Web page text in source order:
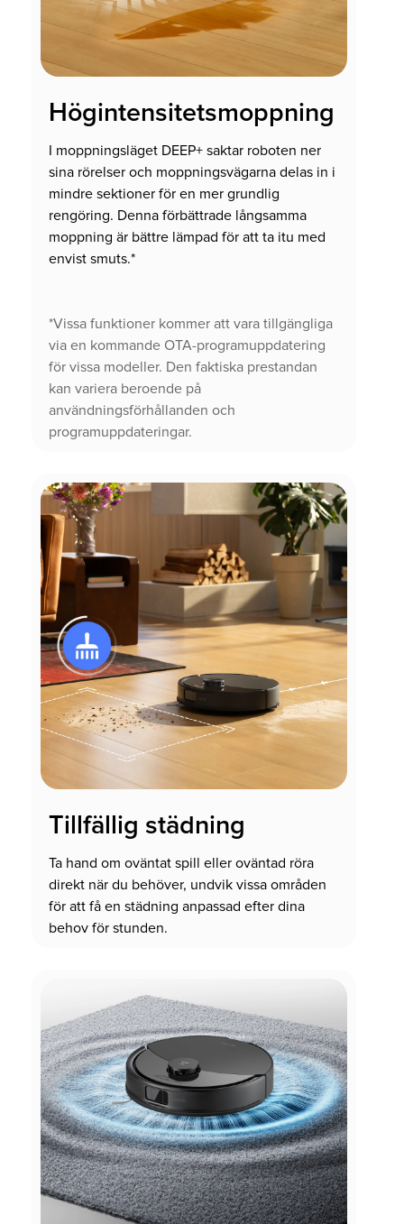
Högintensitetsmoppning
I moppningsläget DEEP+ saktar roboten ner
sina rörelser och moppningsvägarna delas in i
mindre sektioner för en mer grundlig
rengöring. Denna förbättrade långsamma
moppning är bättre lämpad för att ta itu med
envist smuts.*
*Vissa funktioner kommer att vara tillgängliga
via en kommande OTA-programuppdatering
för vissa modeller. Den faktiska prestandan
kan variera beroende på
användningsförhållanden och
programuppdateringar.
Tillfällig städning
Ta hand om oväntat spill eller oväntad röra
direkt när du behöver, undvik vissa områden
för att få en städning anpassad efter dina
behov för stunden.